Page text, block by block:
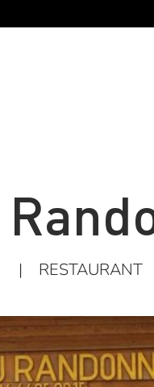
| RESTAURANT